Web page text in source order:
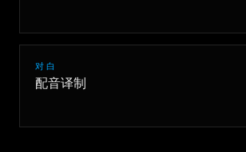
对白
配音译制